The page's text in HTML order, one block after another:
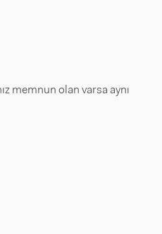
memnun olan varsa aynı